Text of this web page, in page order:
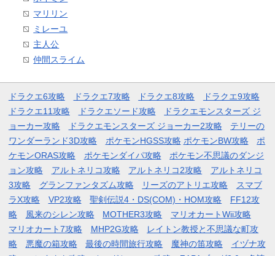
マリリン
ミレーユ
主人公
仲間スライム
ドラクエ6攻略 ドラクエ7攻略 ドラクエ8攻略
ドラクエ9攻略
ドラクエ11攻略
ドラクエソード攻略
ドラクエモンスターズ ジ
ョーカー攻略
ドラクエモンスターズ ジョーカー2攻略
テリーの
ワンダーランド3D攻略
ポケモンHGSS攻略 ポケモンBW攻略
ポ
ケモンORAS攻略
ポケモンダイパ攻略
ポケモン不思議のダンジ
ョン攻略
アルトネリコ攻略 アルトネリコ2攻略
アルトネリコ
3攻略
グランファンタズム攻略 リーズのアトリエ攻略
スマブ
ラX攻略
VP2攻略 聖剣伝説4・DS(COM)・HOM攻略
FF12攻
略
風来のシレン攻略 MOTHER3攻略
マリオカートWii攻略
マリオカート7攻略
MHP2G攻略
レイトン教授と不思議な町攻
略
悪魔の箱攻略 最後の時間旅行攻略 魔神の笛攻略
イヅナ攻